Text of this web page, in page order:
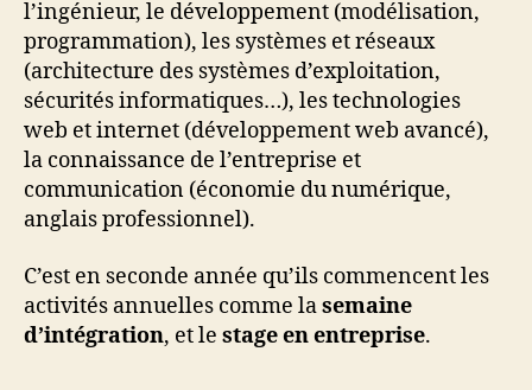
l’ingénieur, le développement (modélisation,
programmation), les systèmes et réseaux
(architecture des systèmes d’exploitation,
sécurités informatiques…), les technologies
web et internet (développement web avancé),
la connaissance de l’entreprise et
communication (économie du numérique,
anglais professionnel).
C’est en seconde année qu’ils commencent les
activités annuelles comme lasemaine
d’intégration, et le stage en entreprise.